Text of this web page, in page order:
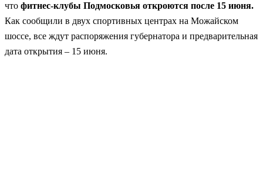
что фитнес-клубы Подмосковья откроются после 15 июня.
Как сообщили в двух спортивных центрах на Можайском
шоссе, все ждут распоряжения губернатора и предварительная
дата открытия – 15 июня.